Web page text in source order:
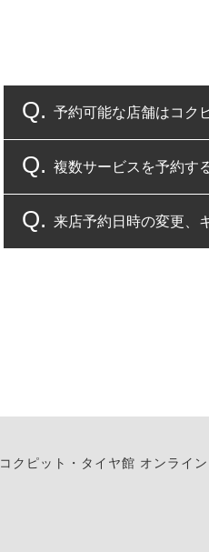
予約可能な店舗はコク
コクピット・タイヤ館
複数サービスを予約す
複数サービスのご予約
来店予約日時の変更、
また、やむを得ない
コクピット・タイヤ館 オンライ